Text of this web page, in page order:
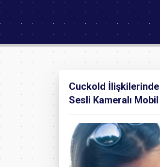
Cuckold İlişkilerinde
Sesli Kameralı